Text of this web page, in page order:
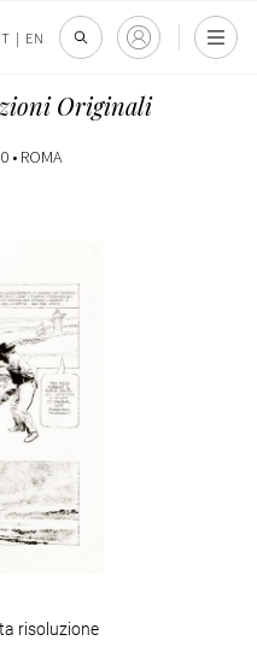
| EN
Originali
• ROMA
risoluzione